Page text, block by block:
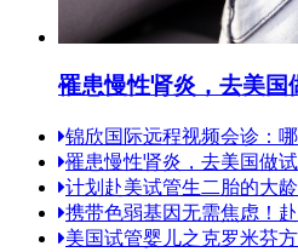
罹患慢性肾炎，去美国
锦欣国际远程视频会诊：
罹患慢性肾炎，去美国做
计划赴美试管生二胎的大
携带色弱基因无需焦虑！
美国试管婴儿之克罗米芬